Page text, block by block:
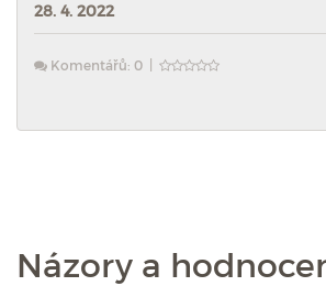
28. 4. 2022
Komentářů: 0 |
Názory a